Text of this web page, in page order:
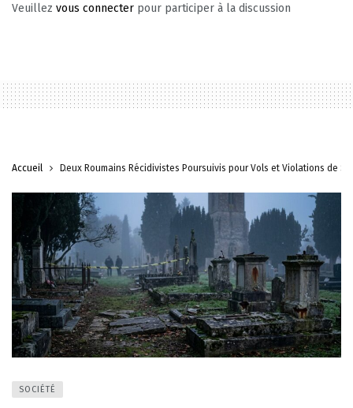
Veuillez vous connecter pour participer à la discussion
Accueil Deux Roumains Récidivistes Poursuivis pour Vols et Violations de
SOCIÉTÉ